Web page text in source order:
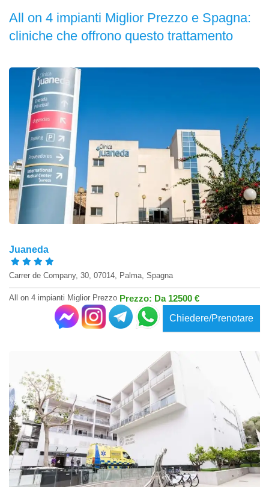
All on 4 impianti Miglior Prezzo e Spagna:
cliniche che offrono questo trattamento
Juaneda
Carrer de Company, 30, 07014, Palma, Spagna
All on 4 impianti Miglior Prezzo Prezzo: Da 12500 €
Chiedere/Prenotare